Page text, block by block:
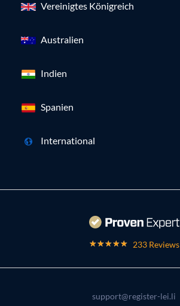
Vereinigtes Königreich
Australien
Indien
Spanien
International
233 Reviews
support@register-lei.li